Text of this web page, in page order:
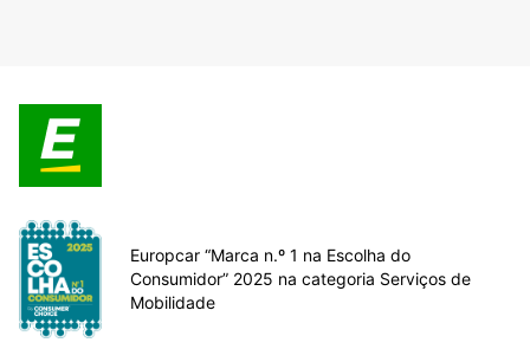
Europcar “Marca n.º 1 na Escolha do
Consumidor” 2025 na categoria Serviços de
Mobilidade